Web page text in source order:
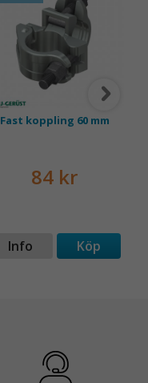
Fast koppling 60 mm
84 kr
Info Köp